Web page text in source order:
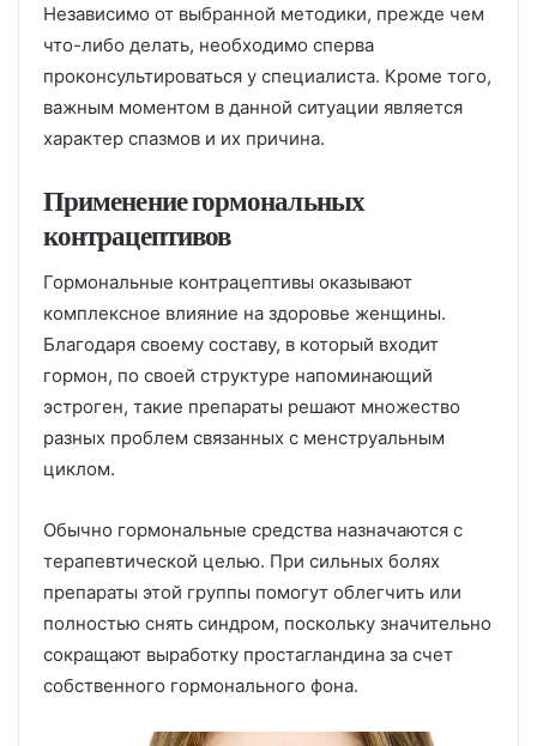
Независимо от выбранной методики, прежде чем
что-либо делать, необходимо сперва
проконсультироваться у специалиста. Кроме того,
важным моментом в данной ситуации является
характер спазмов и их причина.
Применение гормональных
контрацептивов
Гормональные контрацептивы оказывают
комплексное влияние на здоровье женщины.
Благодаря своему составу, в который входит
гормон, по своей структуре напоминающий
эстроген, такие препараты решают множество
разных проблем связанных с менструальным
циклом.
Обычно гормональные средства назначаются с
терапевтической целью. При сильных болях
препараты этой группы помогут облегчить или
полностью снять синдром, поскольку значительно
сокращают выработку простагландина за счет
собственного гормонального фона.